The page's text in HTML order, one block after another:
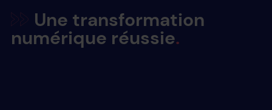
Une transformation
numérique réussie